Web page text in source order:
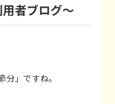
者ブログ～
」ですね。